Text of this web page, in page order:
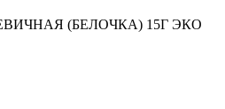
(БЕЛОЧКА) 15Г ЭКО